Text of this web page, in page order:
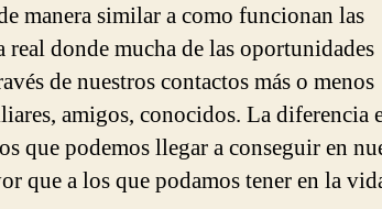
manera similar a como funcionan las
real donde mucha de las oportunidades
de nuestros contactos más o menos
amigos, conocidos. La diferencia
que podemos llegar a conseguir en
que a los que podamos tener en la